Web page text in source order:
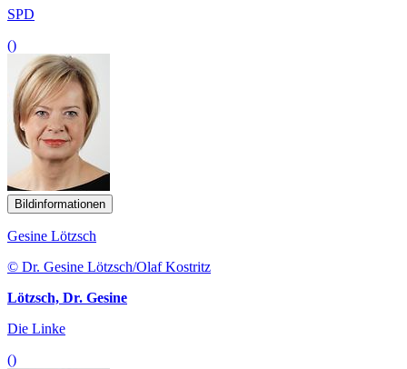
SPD
()
Bildinformationen
Gesine Lötzsch
© Dr. Gesine Lötzsch/Olaf Kostritz
Lötzsch, Dr. Gesine
Die Linke
()